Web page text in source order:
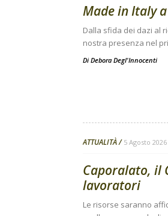
Made in Italy
Dalla sfida dei dazi al
nostra presenza nel
Di Debora Degl'Innocenti
ATTUALITÀ 5 Agosto 2026
Caporalato, il
lavoratori
Le risorse saranno